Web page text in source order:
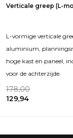
Verticale greep (L-
L-vormige verticale
aluminium,
hoge kast en paneel,
voor de achterzijde.
178,00
129,94